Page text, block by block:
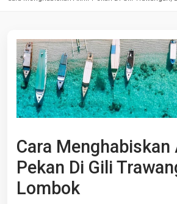
Cara Menghabiskan
Pekan Di Gili
Lombok